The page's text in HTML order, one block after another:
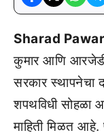
Sharad Pawar |
कुमार आणि
सरकार स्थापनेचा
शपथविधी सोहळा
माहिती मिळत आहे.